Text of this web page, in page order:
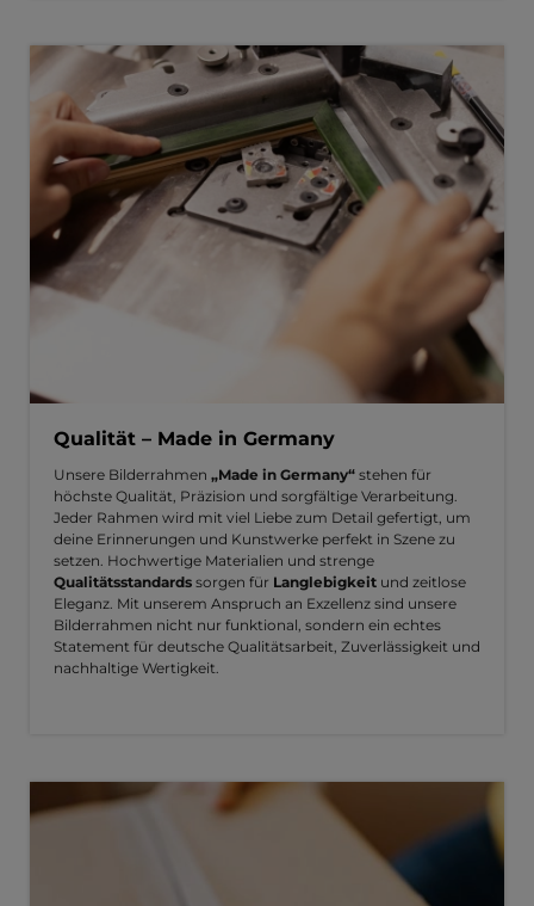
Qualität – Made in Germany
Unsere Bilderrahmen „Made in Germany“ stehen für
höchste Qualität, Präzision und sorgfältige Verarbeitung.
Jeder Rahmen wird mit viel Liebe zum Detail gefertigt, um
deine Erinnerungen und Kunstwerke perfekt in Szene zu
setzen. Hochwertige Materialien und strenge
Qualitätsstandards sorgen für Langlebigkeit und zeitlose
Eleganz. Mit unserem Anspruch an Exzellenz sind unsere
Bilderrahmen nicht nur funktional, sondern ein echtes
Statement für deutsche Qualitätsarbeit, Zuverlässigkeit und
nachhaltige Wertigkeit.